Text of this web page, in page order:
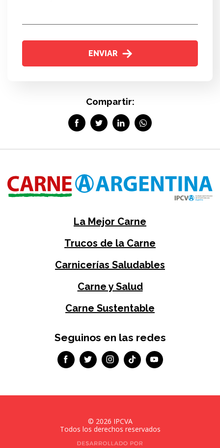
ENVIAR
Compartir:
La Mejor Carne
Trucos de la Carne
Carnicerías Saludables
Carne y Salud
Carne Sustentable
Seguinos en las redes
© 2026 IPCVA
Todos los derechos reservados